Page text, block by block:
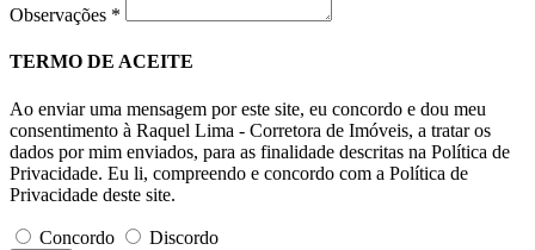
Observações *
TERMO DE ACEITE
Ao enviar uma mensagem por este site, eu concordo e dou meu
consentimento à Raquel Lima - Corretora de Imóveis, a tratar os
dados por mim enviados, para as finalidade descritas na Política de
Privacidade. Eu li, compreendo e concordo com a Política de
Privacidade deste site.
Concordo Discordo